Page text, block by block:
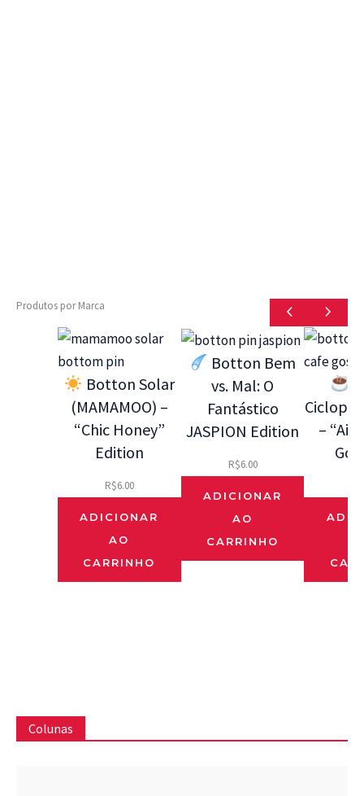
Produtos por Marca
Botton Solar
(MAMAMOO) –
“Chic Honey”
Edition
R$6.00
ADICIONAR
AO
CARRINHO
Botton Bem
vs. Mal: O
Fantástico
JASPION Edition
R$6.00
ADICIONAR
AO
CARRINHO
Ciclope
– “Ai
Colunas